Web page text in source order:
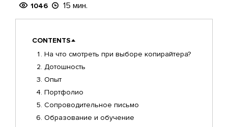
1046 15 мин.
CONTENTS
На что смотреть при выборе копирайтера?
Дотошность
Опыт
Портфолио
Сопроводительное письмо
Образование и обучение